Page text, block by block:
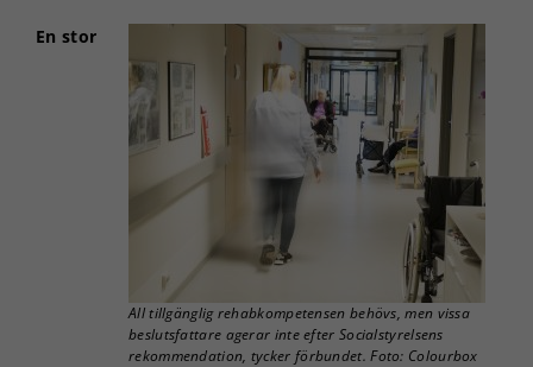
All tillgänglig rehabkompetensen behövs, men vissa
beslutsfattare agerar inte efter Socialstyrelsens
rekommendation, tycker förbundet. Foto: Colourbox
En stor